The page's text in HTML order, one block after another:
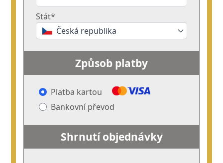
Stát*
Česká republika
Způsob platby
Platba kartou
Bankovní převod
Shrnutí objednávky